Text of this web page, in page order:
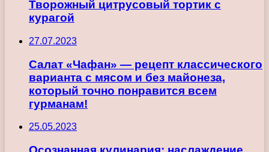
Творожный цитрусовый тортик с
курагой
27.07.2023
Салат «Чафан» — рецепт классического
варианта с мясом и без майонеза,
который точно понравится всем
гурманам!
25.05.2023